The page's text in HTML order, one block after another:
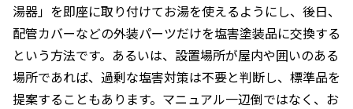
湯器」を即座に取り付けてお湯を使えるようにし、後日、
配管カバーなどの外装パーツだけを塩害塗装品に交換する
という方法です。あるいは、設置場所が屋内や囲いのある
場所であれば、過剰な塩害対策は不要と判断し、標準品を
提案することもあります。マニュアル一辺倒ではなく、お